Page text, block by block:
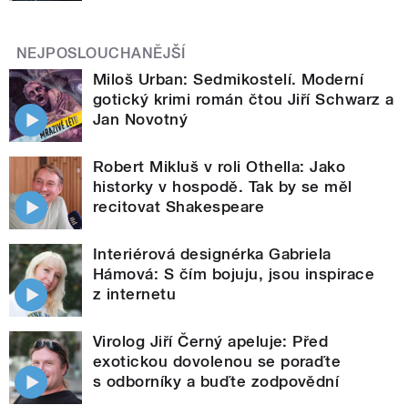
NEJPOSLOUCHANĚJŠÍ
Miloš Urban: Sedmikostelí. Moderní
gotický krimi román čtou Jiří Schwarz a
Jan Novotný
Robert Mikluš v roli Othella: Jako
historky v hospodě. Tak by se měl
recitovat Shakespeare
Interiérová designérka Gabriela
Hámová: S čím bojuju, jsou inspirace
z internetu
Virolog Jiří Černý apeluje: Před
exotickou dovolenou se poraďte
s odborníky a buďte zodpovědní